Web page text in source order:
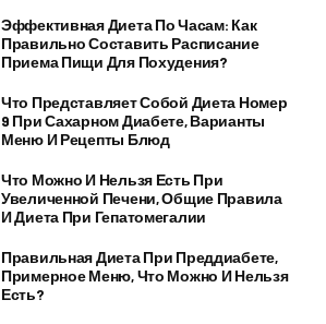
Эффективная Диета По Часам: Как
Правильно Составить Расписание
Приема Пищи Для Похудения?
Что Представляет Собой Диета Номер
9 При Сахарном Диабете, Варианты
Меню И Рецепты Блюд
Что Можно И Нельзя Есть При
Увеличенной Печени, Общие Правила
И Диета При Гепатомегалии
Правильная Диета При Преддиабете,
Примерное Меню, Что Можно И Нельзя
Есть?